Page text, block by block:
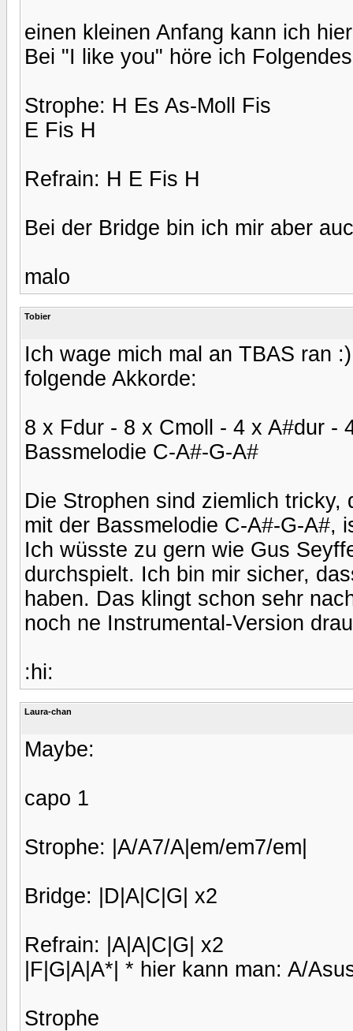
einen kleinen Anfang kann ich
Bei "I like you" höre ich
Strophe: H Es As-Moll Fis
E Fis H
Refrain: H E Fis H
Bei der Bridge bin ich mir aber
malo
Tobier
Ich wage mich mal an TBAS ran
folgende Akkorde:
8 x Fdur - 8 x Cmoll - 4 x A#dur -
Bassmelodie C-A#-G-A#
Die Strophen sind ziemlich
mit der Bassmelodie C-A#-G-A#,
Ich wüsste zu gern wie Gus
durchspielt. Ich bin mir sicher,
haben. Das klingt schon sehr
noch ne Instrumental-Version
:hi:
Laura-chan
Maybe:
capo 1
Strophe: |A/A7/A|em/em7/em|
Bridge: |D|A|C|G| x2
Refrain: |A|A|C|G| x2
|F|G|A|A*| * hier kann man: A/
Strophe